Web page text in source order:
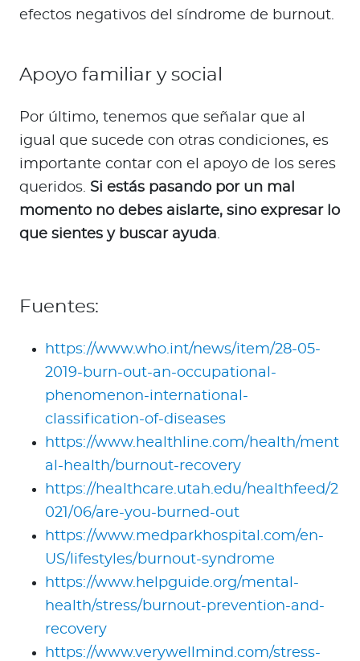
efectos negativos del síndrome de burnout.
Apoyo familiar y social
Por último, tenemos que señalar que al
igual que sucede con otras condiciones, es
importante contar con el apoyo de los seres
queridos. Si estás pasando por un mal
momento no debes aislarte, sino expresar lo
que sientes y buscar ayuda.
Fuentes:
https://www.who.int/news/item/28-05-
2019-burn-out-an-occupational-
phenomenon-international-
classification-of-diseases
https://www.healthline.com/health/ment
al-health/burnout-recovery
https://healthcare.utah.edu/healthfeed/2
021/06/are-you-burned-out
https://www.medparkhospital.com/en-
US/lifestyles/burnout-syndrome
https://www.helpguide.org/mental-
health/stress/burnout-prevention-and-
recovery
https://www.verywellmind.com/stress-